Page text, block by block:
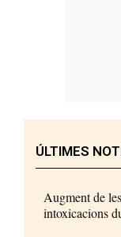
ÚLTIMES
Augment de
intoxicacions